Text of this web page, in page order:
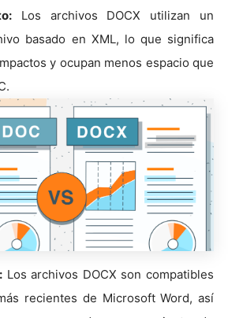
Los archivos DOCX utilizan un
basado en XML, lo que significa
y ocupan menos espacio que
Los archivos DOCX son compatibles
recientes de Microsoft Word, así